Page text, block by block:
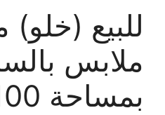
للبيع
ملابس
بمساحة 100م